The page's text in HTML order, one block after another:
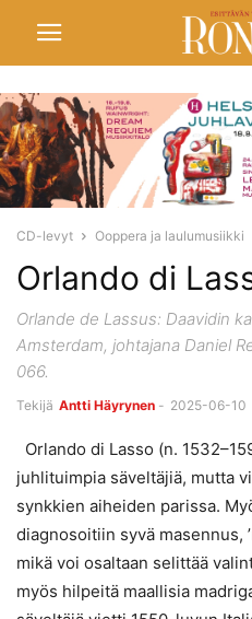
CD-levyt Ooppera ja laulumusiikki
Orlando di
Orlande de Lassus: Daavidin
Amsterdam, johtajana Daniel
066.
Tekijä Antti Häyrynen - 2025-06-10
Orlando di Lasso (n.
juhlituimpia säveltäjiä, mutta
synkkien aiheiden parissa.
diagnosoitiin syvä masennus,
mikä voi osaltaan selittää
myös hilpeitä maallisia